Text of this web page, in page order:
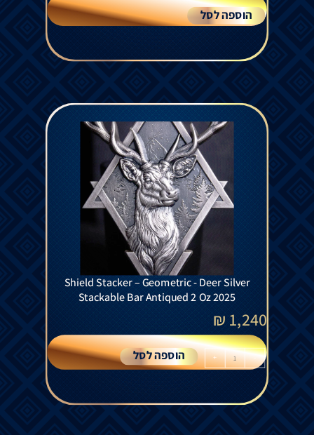
הוספה לסל
Shield Stacker – Geometric - Deer Silver
Stackable Bar Antiqued 2 Oz 2025
1,240
₪
-
+ הוספה לסל